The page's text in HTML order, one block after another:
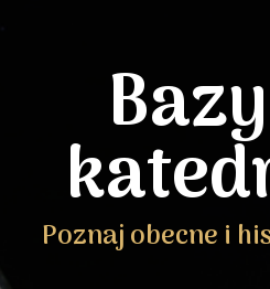
Poznaj obecne i